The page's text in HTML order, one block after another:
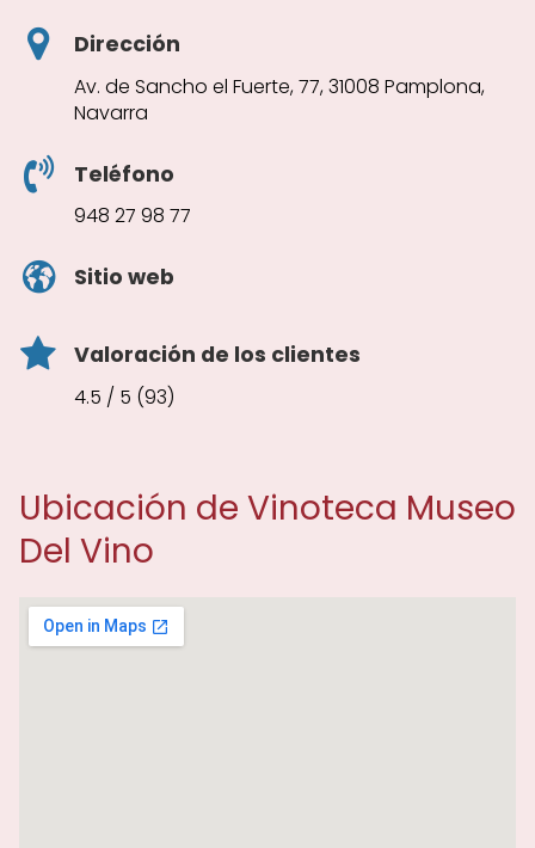
Dirección
Av. de Sancho el Fuerte, 77, 31008 Pamplona,
Navarra
Teléfono
948 27 98 77
Sitio web
Valoración de los clientes
4.5 / 5 (93)
Ubicación de Vinoteca Museo
Del Vino